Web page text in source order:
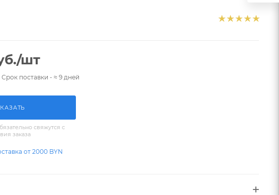
/шт
Срок поставки - ≈ 9 дней
свяжутся с
заказа
от 2000 BYN